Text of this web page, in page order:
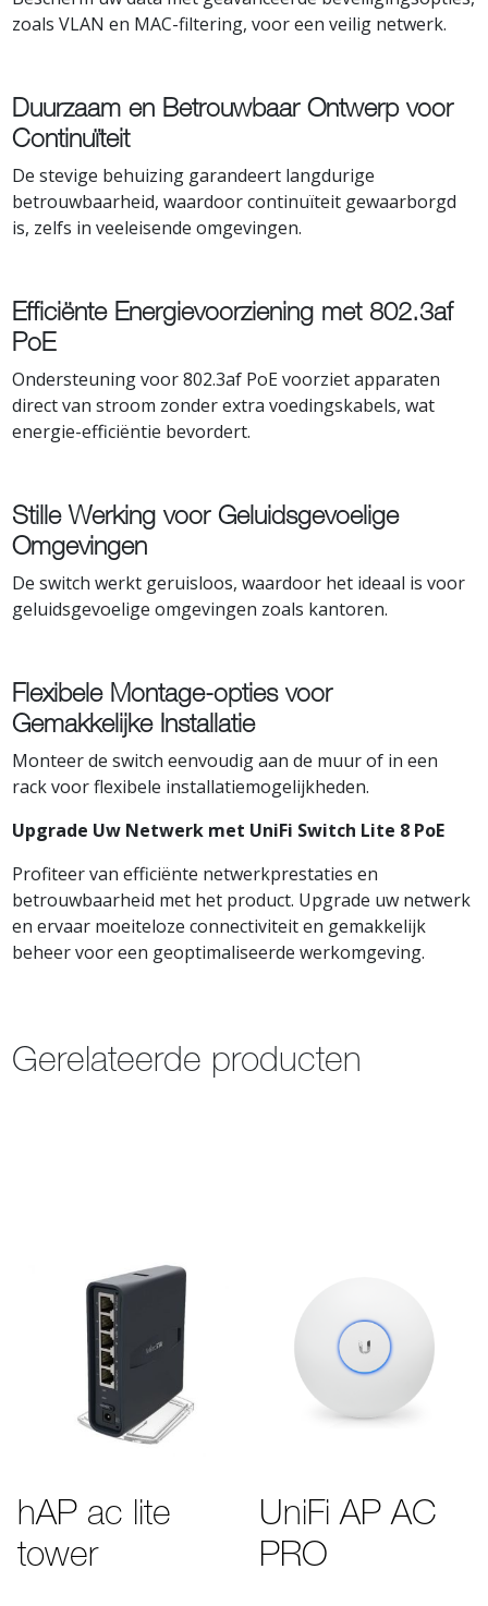
zoals VLAN en MAC-filtering, voor een veilig netwerk.
Duurzaam en Betrouwbaar Ontwerp voor
Continuïteit
De stevige behuizing garandeert langdurige
betrouwbaarheid, waardoor continuïteit gewaarborgd
is, zelfs in veeleisende omgevingen.
Efficiënte Energievoorziening met 802.3af
PoE
Ondersteuning voor 802.3af PoE voorziet apparaten
direct van stroom zonder extra voedingskabels, wat
energie-efficiëntie bevordert.
Stille Werking voor Geluidsgevoelige
Omgevingen
De switch werkt geruisloos, waardoor het ideaal is voor
geluidsgevoelige omgevingen zoals kantoren.
Flexibele Montage-opties voor
Gemakkelijke Installatie
Monteer de switch eenvoudig aan de muur of in een
rack voor flexibele installatiemogelijkheden.
Upgrade Uw Netwerk met UniFi Switch Lite 8 PoE
Profiteer van efficiënte netwerkprestaties en
betrouwbaarheid met het product. Upgrade uw netwerk
en ervaar moeiteloze connectiviteit en gemakkelijk
beheer voor een geoptimaliseerde werkomgeving.
Gerelateerde producten
hAP ac lite
tower
UniFi AP AC
PRO